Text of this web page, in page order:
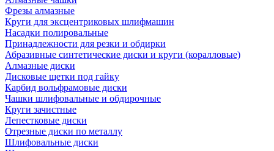
Фрезы алмазные
Круги для эксцентриковых шлифмашин
Насадки полировальные
Принадлежности для резки и обдирки
Абразивные синтетические диски и круги (коралловые)
Алмазные диски
Дисковые щетки под гайку
Карбид вольфрамовые диски
Чашки шлифовальные и обдирочные
Круги зачистные
Лепестковые диски
Отрезные диски по металлу
Шлифовальные диски